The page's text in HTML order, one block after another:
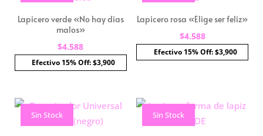
Lapicero verde «No hay dias
malos»
$4.588
Efectivo 15% Off: $3,900
Lapicero rosa «Elige ser feliz»
$4.588
Efectivo 15% Off: $3,900
Sin Stock Sin Stock